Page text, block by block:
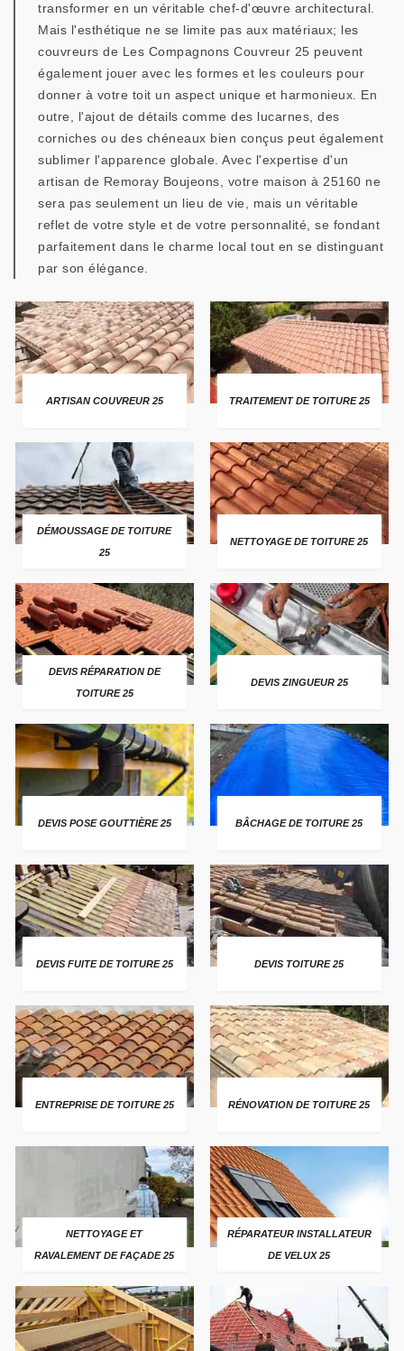
transformer en un véritable chef-d'œuvre architectural.
Mais l'esthétique ne se limite pas aux matériaux; les
couvreurs de Les Compagnons Couvreur 25 peuvent
également jouer avec les formes et les couleurs pour
donner à votre toit un aspect unique et harmonieux. En
outre, l'ajout de détails comme des lucarnes, des
corniches ou des chéneaux bien conçus peut également
sublimer l'apparence globale. Avec l'expertise d'un
artisan de Remoray Boujeons, votre maison à 25160 ne
sera pas seulement un lieu de vie, mais un véritable
reflet de votre style et de votre personnalité, se fondant
parfaitement dans le charme local tout en se distinguant
par son élégance.
ARTISAN COUVREUR 25 TRAITEMENT DE TOITURE 25
DÉMOUSSAGE DE TOITURE
25
NETTOYAGE DE TOITURE 25
DEVIS RÉPARATION DE
TOITURE 25
DEVIS ZINGUEUR 25
DEVIS POSE GOUTTIÈRE 25 BÂCHAGE DE TOITURE 25
DEVIS FUITE DE TOITURE 25 DEVIS TOITURE 25
ENTREPRISE DE TOITURE 25 RÉNOVATION DE TOITURE 25
NETTOYAGE ET
RAVALEMENT DE FAÇADE 25
RÉPARATEUR INSTALLATEUR
DE VELUX 25